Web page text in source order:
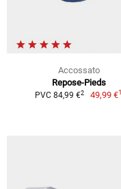
Accossato
Repose-Pieds
PVC 84,99 €2 49,99 €1